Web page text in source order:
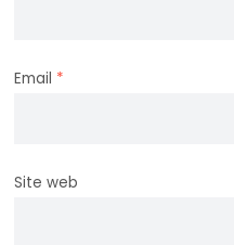
Email *
Site web